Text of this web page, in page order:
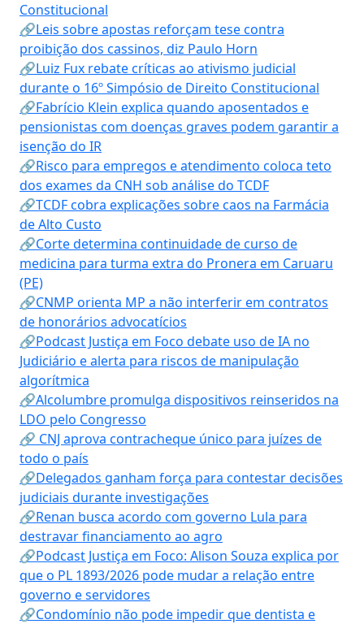
Constitucional
🔗Leis sobre apostas reforçam tese contra
proibição dos cassinos, diz Paulo Horn
🔗Luiz Fux rebate críticas ao ativismo judicial
durante o 16º Simpósio de Direito Constitucional
🔗Fabrício Klein explica quando aposentados e
pensionistas com doenças graves podem garantir a
isenção do IR
🔗Risco para empregos e atendimento coloca teto
dos exames da CNH sob análise do TCDF
🔗TCDF cobra explicações sobre caos na Farmácia
de Alto Custo
🔗Corte determina continuidade de curso de
medicina para turma extra do Pronera em Caruaru
(PE)
🔗CNMP orienta MP a não interferir em contratos
de honorários advocatícios
🔗Podcast Justiça em Foco debate uso de IA no
Judiciário e alerta para riscos de manipulação
algorítmica
🔗Alcolumbre promulga dispositivos reinseridos na
LDO pelo Congresso
🔗 CNJ aprova contracheque único para juízes de
todo o país
🔗Delegados ganham força para contestar decisões
judiciais durante investigações
🔗Renan busca acordo com governo Lula para
destravar financiamento ao agro
🔗Podcast Justiça em Foco: Alison Souza explica por
que o PL 1893/2026 pode mudar a relação entre
governo e servidores
🔗Condomínio não pode impedir que dentista e